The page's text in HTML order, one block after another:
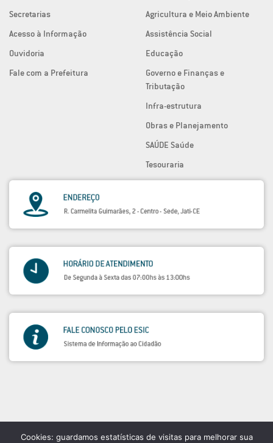
Secretarias
Acesso à Informação
Ouvidoria
Fale com a Prefeitura
Agricultura e Meio Ambiente
Assistência Social
Educação
Governo e Finanças e
Tributação
Infra-estrutura
Obras e Planejamento
SAÚDE Saúde
Tesouraria
Cookies: guardamos estatísticas de visitas para melhorar sua